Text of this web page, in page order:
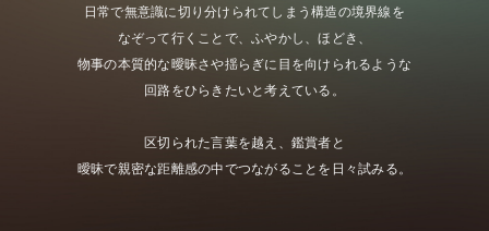
日常で無意識に切り分けられてしまう構造の境界線を
なぞって行くことで、ふやかし、ほどき、
物事の本質的な曖昧さや揺らぎに目を向けられるような
回路をひらきたいと考えている。
区切られた言葉を越え、鑑賞者と
曖昧で親密な距離感の中でつながることを日々試みる。